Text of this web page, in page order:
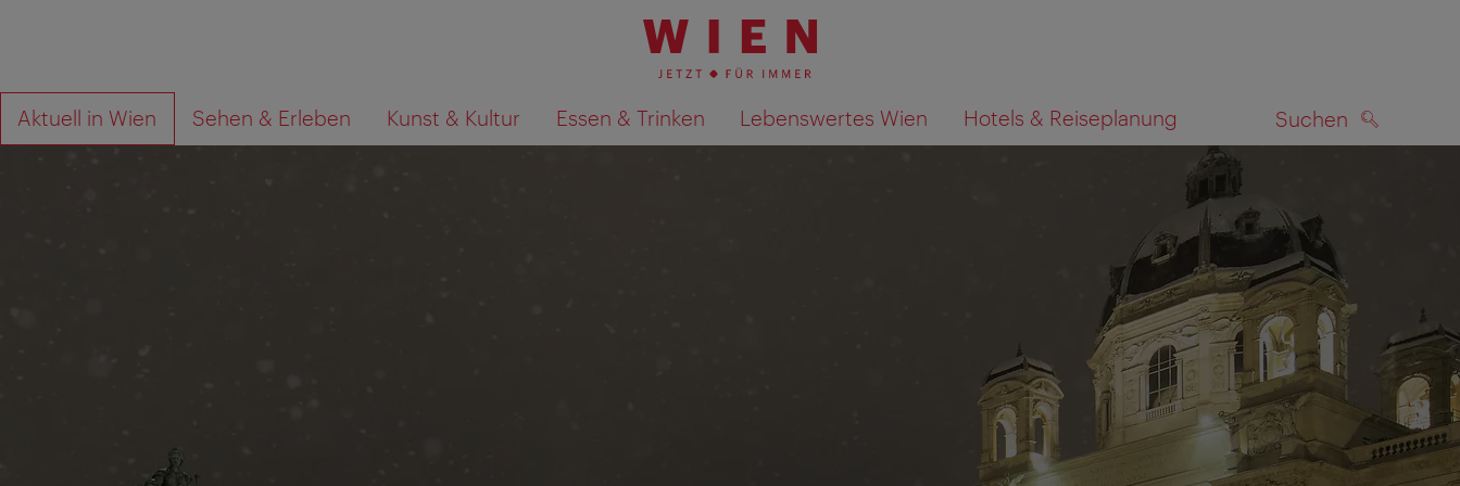
Zur
Navigation
Zum
Inhalt
Aktuell in Wien Sehen & Erleben Kunst & Kultur Essen & Trinken Lebenswertes Wien Hotels & Reiseplanung Suchen
Wonach
suchen
Sie?
SUCHEN